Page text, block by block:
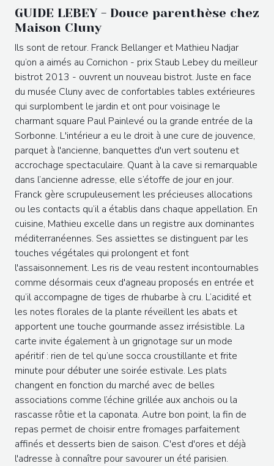
GUIDE LEBEY - Douce parenthèse chez
Maison Cluny
Ils sont de retour. Franck Bellanger et Mathieu Nadjar
qu’on a aimés au Cornichon - prix Staub Lebey du meilleur
bistrot 2013 - ouvrent un nouveau bistrot. Juste en face
du musée Cluny avec de confortables tables extérieures
qui surplombent le jardin et ont pour voisinage le
charmant square Paul Painlevé ou la grande entrée de la
Sorbonne. L'intérieur a eu le droit à une cure de jouvence,
parquet à l'ancienne, banquettes d'un vert soutenu et
accrochage spectaculaire. Quant à la cave si remarquable
dans l’ancienne adresse, elle s’étoffe de jour en jour.
Franck gère scrupuleusement les précieuses allocations
ou les contacts qu’il a établis dans chaque appellation. En
cuisine, Mathieu excelle dans un registre aux dominantes
méditerranéennes. Ses assiettes se distinguent par les
touches végétales qui prolongent et font
l'assaisonnement. Les ris de veau restent incontournables
comme désormais ceux d'agneau proposés en entrée et
qu’il accompagne de tiges de rhubarbe à cru. L’acidité et
les notes florales de la plante réveillent les abats et
apportent une touche gourmande assez irrésistible. La
carte invite également à un grignotage sur un mode
apéritif : rien de tel qu’une socca croustillante et frite
minute pour débuter une soirée estivale. Les plats
changent en fonction du marché avec de belles
associations comme l’échine grillée aux anchois ou la
rascasse rôtie et la caponata. Autre bon point, la fin de
repas permet de choisir entre fromages parfaitement
affinés et desserts bien de saison. C'est d'ores et déjà
l'adresse à connaître pour savourer un été parisien.